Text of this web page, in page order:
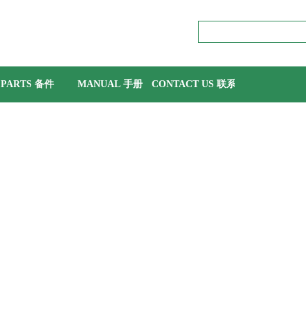
PARTS 备件 MANUAL 手册 CONTACT US 联系我们